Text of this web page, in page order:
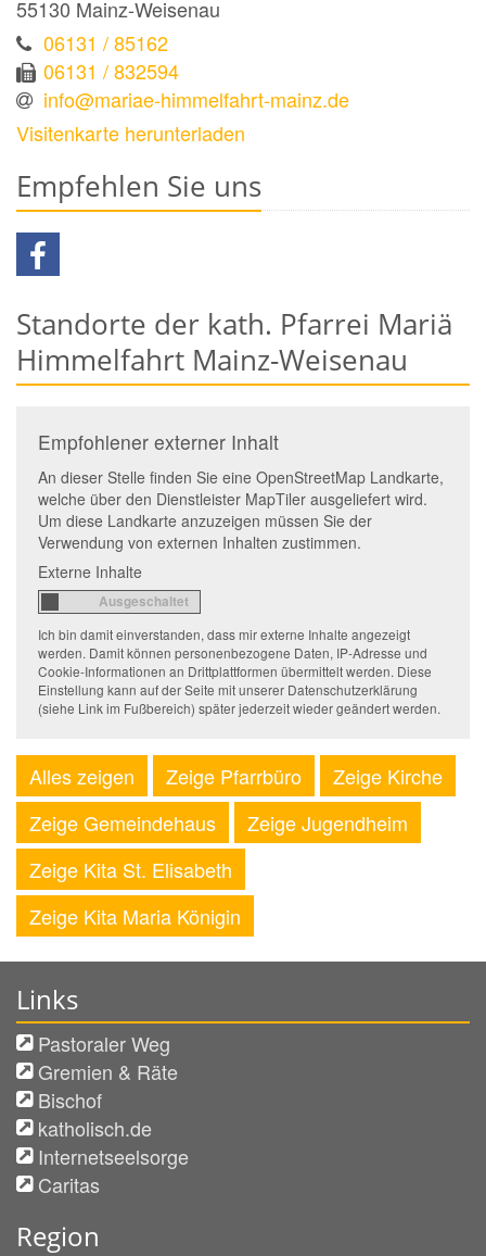
55130 Mainz-Weisenau
06131 / 85162
06131 / 832594
info@mariae-himmelfahrt-mainz.de
Visitenkarte herunterladen
Empfehlen Sie uns
Standorte der kath. Pfarrei Mariä
Himmelfahrt Mainz-Weisenau
Empfohlener externer Inhalt
An dieser Stelle finden Sie eine OpenStreetMap Landkarte,
welche über den Dienstleister MapTiler ausgeliefert wird.
Um diese Landkarte anzuzeigen müssen Sie der
Verwendung von externen Inhalten zustimmen.
Externe Inhalte
Ich bin damit einverstanden, dass mir externe Inhalte angezeigt
werden. Damit können personenbezogene Daten, IP-Adresse und
Cookie-Informationen an Drittplattformen übermittelt werden. Diese
Einstellung kann auf der Seite mit unserer Datenschutzerklärung
(siehe Link im Fußbereich) später jederzeit wieder geändert werden.
Alles zeigen Zeige Pfarrbüro
Zeige Kirche
Zeige Gemeindehaus
Zeige Jugendheim
Zeige Kita St. Elisabeth
Zeige Kita Maria Königin
Links
Pastoraler Weg
Gremien & Räte
Bischof
katholisch.de
Internetseelsorge
Caritas
Region